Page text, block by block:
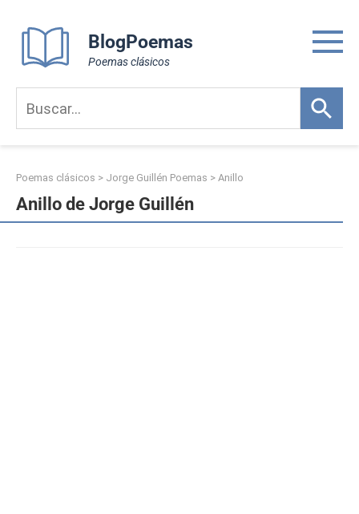
content
BlogPoemas
Poemas clásicos
Poemas clásicos > Jorge Guillén Poemas > Anillo
Anillo de Jorge Guillén